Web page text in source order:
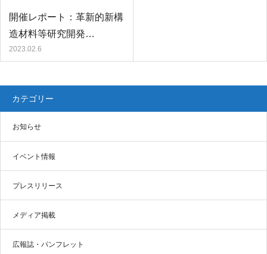
開催レポート：革新的新構
造材料等研究開発…
2023.02.6
カテゴリー
お知らせ
イベント情報
プレスリリース
メディア掲載
広報誌・パンフレット